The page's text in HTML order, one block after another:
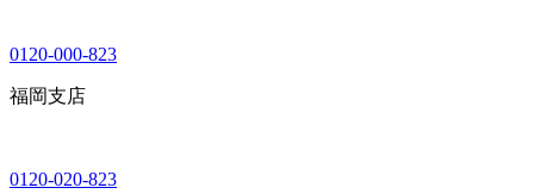
0120-000-823
福岡支店
0120-020-823